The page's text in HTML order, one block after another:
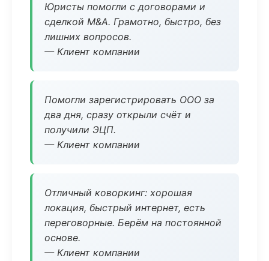
Юристы помогли с договорами и
сделкой M&A. Грамотно, быстро, без
лишних вопросов.
— Клиент компании
Помогли зарегистрировать ООО за
два дня, сразу открыли счёт и
получили ЭЦП.
— Клиент компании
Отличный коворкинг: хорошая
локация, быстрый интернет, есть
переговорные. Берём на постоянной
основе.
— Клиент компании